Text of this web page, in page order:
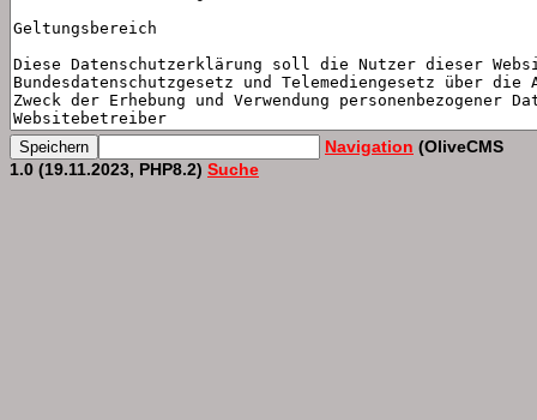
Navigation (OliveCMS
1.0 (19.11.2023, PHP8.2) Suche